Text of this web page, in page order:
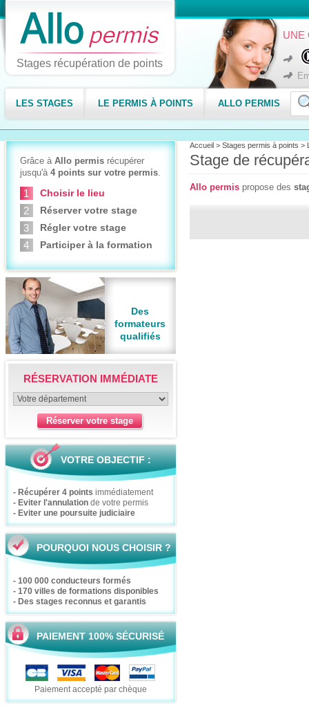
Stages récupération de points
UNE
LES STAGES LE PERMIS À POINTS ALLO PERMIS
Accueil> Stages permis à points >
Stage de
Allo permispropose des
Grâce à Allo permisrécupérer
jusqu'à 4 points sur votre permis.
Choisir le lieu
Réserver votre stage
Régler votre stage
Participer à la formation
Des
formateurs
qualifiés
RÉSERVATION IMMÉDIATE
VOTRE OBJECTIF :
- Récupérer 4 points immédiatement
- Eviter l'annulationde votre permis
- Eviter une poursuite judiciaire
POURQUOI NOUS CHOISIR ?
- 100 000 conducteurs formés
- 170 villes de formations disponibles
- Des stages reconnus et garantis
PAIEMENT 100% SÉCURISÉ
Paiement accepté par chèque